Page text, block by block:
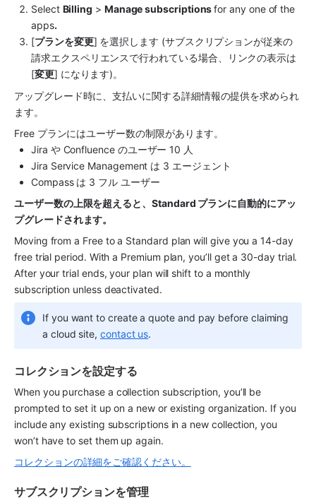
Select Billing > Manage subscriptions for any one of the
apps.
[プランを変更] を選択します (サブスクリプションが従来の
請求エクスペリエンスで行われている場合、リンクの表示は
[変更] になります)。
アップグレード時に、支払いに関する詳細情報の提供を求められ
ます。
Free プランにはユーザー数の制限があります。
Jira や Confluence のユーザー 10 人
Jira Service Management は 3 エージェント
Compass は 3 フル ユーザー
ユーザー数の上限を超えると、Standard プランに自動的にアッ
プグレードされます。
Moving from a Free to a Standard plan will give you a 14-day
free trial period. With a Premium plan, you’ll get a 30-day trial.
After your trial ends, your plan will shift to a monthly
subscription unless deactivated.
If you want to create a quote and pay before claiming
a cloud site, contact us.
コレクションを設定する
When you purchase a collection subscription, you’ll be
prompted to set it up on a new or existing organization. If you
include any existing subscriptions in a new collection, you
won’t have to set them up again.
コレクションの詳細をご確認ください。
サブスクリプションを管理